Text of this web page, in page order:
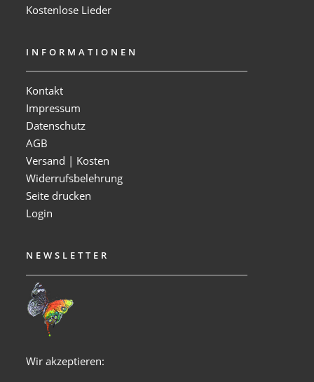
Kostenlose Lieder
INFORMATIONEN
Kontakt
Impressum
Datenschutz
AGB
Versand | Kosten
Widerrufsbelehrung
Seite drucken
Login
NEWSLETTER
Wir akzeptieren: